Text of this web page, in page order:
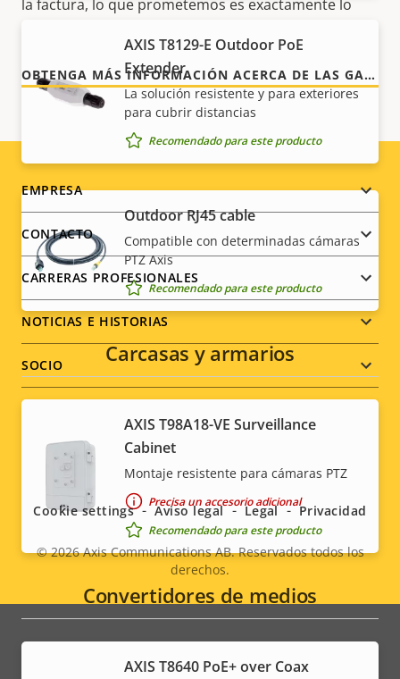
AXIS T8129-E Outdoor PoE
Extender
La solución resistente y para exteriores
para cubrir distancias
Recomendado para este producto
Outdoor RJ45 cable
Compatible con determinadas cámaras
PTZ Axis
Recomendado para este producto
Carcasas y armarios
AXIS T98A18-VE Surveillance
Cabinet
Montaje resistente para cámaras PTZ
Precisa un accesorio adicional
Recomendado para este producto
Convertidores de medios
AXIS T8640 PoE+ over Coax
la factura, lo que prometemos es exactamente lo
OBTENGA MÁS INFORMACIÓN ACERCA DE LAS GARANTÍAS DE AXIS
Footer
menu
EMPRESA
CONTACTO
CARRERAS PROFESIONALES
NOTICIAS E HISTORIAS
SOCIO
Social
menu
menu
© 2026Axis Communications AB. Reservados todos los
derechos.
Cookie settings Aviso legal Legal Privacidad